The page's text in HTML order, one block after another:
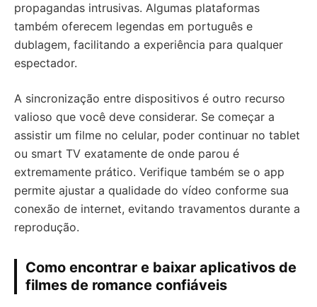
propagandas intrusivas. Algumas plataformas
também oferecem legendas em português e
dublagem, facilitando a experiência para qualquer
espectador.
A sincronização entre dispositivos é outro recurso
valioso que você deve considerar. Se começar a
assistir um filme no celular, poder continuar no tablet
ou smart TV exatamente de onde parou é
extremamente prático. Verifique também se o app
permite ajustar a qualidade do vídeo conforme sua
conexão de internet, evitando travamentos durante a
reprodução.
Como encontrar e baixar aplicativos de
filmes de romance confiáveis